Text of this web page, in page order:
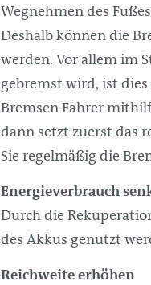
Wegnehmen des
Deshalb können die
werden. Vor allem im
gebremst wird, ist
Bremsen Fahrer
dann setzt zuerst das
Sie regelmäßig die
Energieverbrauch
Durch die
des Akkus genutzt
Reichweite erhöhen